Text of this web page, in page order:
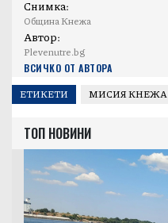
Снимка:
Община Кнежа
Автор:
Plevenutre.bg
ВСИЧКО ОТ АВТОРА
ЕТИКЕТИ МИСИЯ КНЕЖА
ТОП НОВИНИ